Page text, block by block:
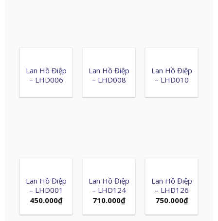
Lan Hồ Điệp
– LHD006
Lan Hồ Điệp
– LHD008
Lan Hồ Điệp
– LHD010
Lan Hồ Điệp
– LHD001
450.000₫
Lan Hồ Điệp
– LHD124
710.000₫
Lan Hồ Điệp
– LHD126
750.000₫